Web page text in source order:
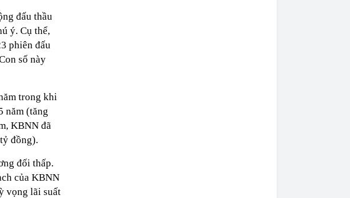
đấu thầu
ý. Cụ thể,
phiên đấu
số này
trong khi
năm (tăng
KBNN đã
đồng).
đối thấp.
của KBNN
vọng lãi suất